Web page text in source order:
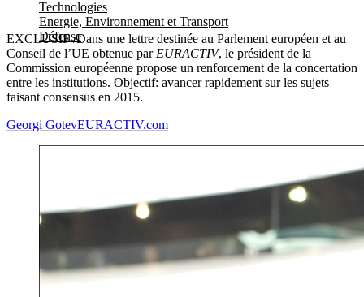
Technologies
Energie, Environnement et Transport
Défense
EXCLUSIF /Dans une lettre destinée au Parlement européen et au
Conseil de l’UE obtenue par EURACTIV, le président de la
Commission européenne propose un renforcement de la concertation
entre les institutions. Objectif: avancer rapidement sur les sujets
faisant consensus en 2015.
Georgi GotevEURACTIV.com